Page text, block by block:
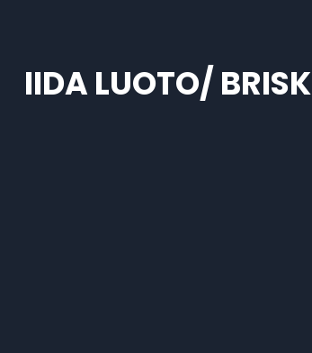
IIDA LUOTO/ BRISK